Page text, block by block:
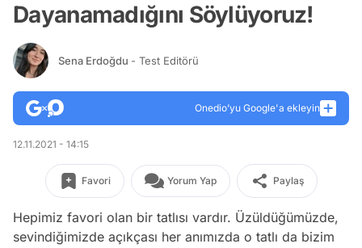
Dayanamadığını Söylüyoruz!
Sena Erdoğdu - Test Editörü
Onedio’yu Google'a ekleyin
12.11.2021 - 14:15
Favori Yorum Yap Paylaş
Hepimiz favori olan bir tatlısı vardır. Üzüldüğümüzde,
sevindiğimizde açıkçası her anımızda o tatlı da bizim